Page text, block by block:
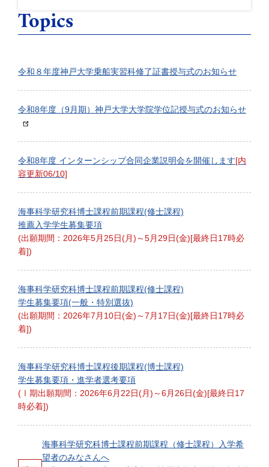
Topics
令和８年度神戸大学乗船実習科修了証書授与式のお知らせ
令和8年度（9月期）神戸大学大学院学位記授与式のお知らせ
令和8年度 インターンシップ合同企業説明会を開催します[内
容更新06/10]
海事科学研究科博士課程前期課程(修士課程)
推薦入学学生募集要項
(出願期間：2026年5月25日(月)～5月29日(金)[最終日17時必
着])
海事科学研究科博士課程前期課程(修士課程)
学生募集要項(一般・特別選抜)
(出願期間：2026年7月10日(金)～7月17日(金)[最終日17時必
着])
海事科学研究科博士課程後期課程(博士課程)
学生募集要項・進学者選考要項
(Ⅰ期出願期間：2026年6月22日(月)～6月26日(金)[最終日17
時必着])
海事科学研究科博士課程前期課程（修士課程）入学希
望者のみなさんへ